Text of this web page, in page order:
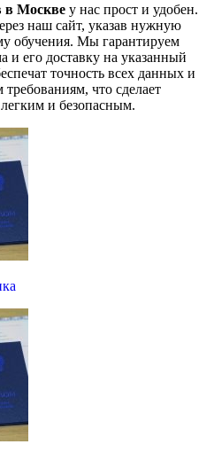
в Москве у нас прост и удобен.
наш сайт, указав нужную
обучения. Мы гарантируем
и его доставку на указанный
точность всех данных и
требованиям, что сделает
и безопасным.